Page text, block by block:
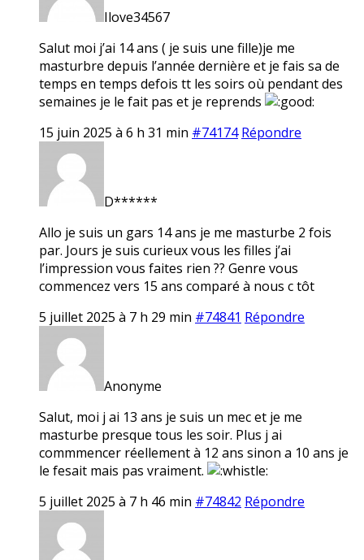
Ilove34567
Salut moi j’ai 14 ans ( je suis une fille)je me
masturbre depuis l’année dernière et je fais sa de
temps en temps defois tt les soirs où pendant des
semaines je le fait pas et je reprends
15 juin 2025 à 6 h 31 min #74174 Répondre
D******
Allo je suis un gars 14 ans je me masturbe 2 fois
par. Jours je suis curieux vous les filles j’ai
l’impression vous faites rien ?? Genre vous
commencez vers 15 ans comparé à nous c tôt
5 juillet 2025 à 7 h 29 min #74841 Répondre
Anonyme
Salut, moi j ai 13 ans je suis un mec et je me
masturbe presque tous les soir. Plus j ai
commmencer réellement à 12 ans sinon a 10 ans je
le fesait mais pas vraiment.
5 juillet 2025 à 7 h 46 min #74842 Répondre